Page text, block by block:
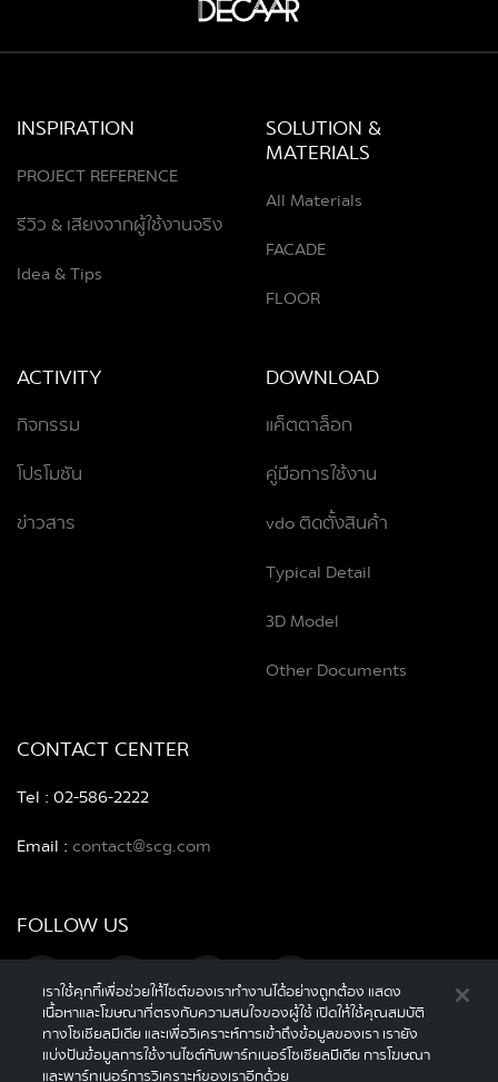
INSPIRATION
PROJECT REFERENCE
รีวิว & เสียงจากผู้ใช้งานจริง
Idea & Tips
SOLUTION &
MATERIALS
All Materials
FACADE
FLOOR
ACTIVITY
กิจกรรม
โปรโมชัน
ข่าวสาร
DOWNLOAD
แค็ตตาล็อก
คู่มือการใช้งาน
vdo ติดตั้งสินค้า
Typical Detail
3D Model
Other Documents
CONTACT CENTER
Tel : 02-586-2222
Email :contact@scg.com
FOLLOW US
เราใช้คุกกี้เพื่อช่วยให้ไซต์ของเราทำงานได้อย่างถูกต้อง แสดง
เนื้อหาและโฆษณาที่ตรงกับความสนใจของผู้ใช้ เปิดให้ใช้คุณสมบัติ
ทางโซเชียลมีเดีย และเพื่อวิเคราะห์การเข้าถึงข้อมูลของเรา เรายัง
แบ่งปันข้อมูลการใช้งานไซต์กับพาร์ทเนอร์โซเชียลมีเดีย การโฆษณา
และพาร์ทเนอร์การวิเคราะห์ของเราอีกด้วย